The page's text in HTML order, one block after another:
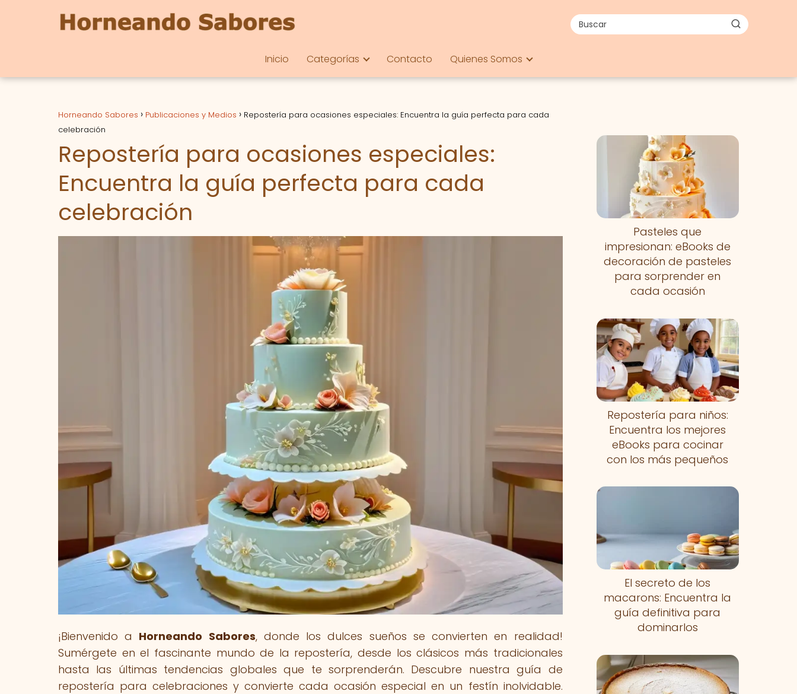
Inicio Categorías Contacto Quienes Somos
Horneando Sabores Publicaciones y Medios
Repostería para ocasiones especiales: Encuentra la guía perfecta para cada
celebración
Repostería para ocasiones especiales:
Encuentra la guía perfecta para cada
celebración
¡Bienvenido a Horneando Sabores, donde los dulces sueños se convierten en realidad!
Sumérgete en el fascinante mundo de la repostería, desde los clásicos más tradicionales
hasta las últimas tendencias globales que te sorprenderán. Descubre nuestra guía de
repostería para celebraciones y convierte cada ocasión especial en un festín inolvidable.
Pasteles que
impresionan: eBooks de
decoración de pasteles
para sorprender en
cada ocasión
Repostería para niños:
Encuentra los mejores
eBooks para cocinar
con los más pequeños
El secreto de los
macarons: Encuentra la
guía definitiva para
dominarlos